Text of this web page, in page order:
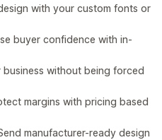
with your custom fonts or
buyer confidence with in-
without being forced
margins with pricing based
manufacturer-ready design